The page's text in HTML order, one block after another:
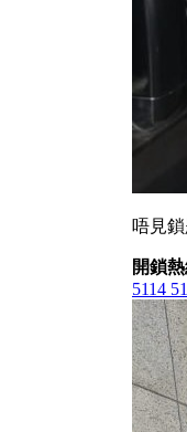
唔見
開鎖
5114